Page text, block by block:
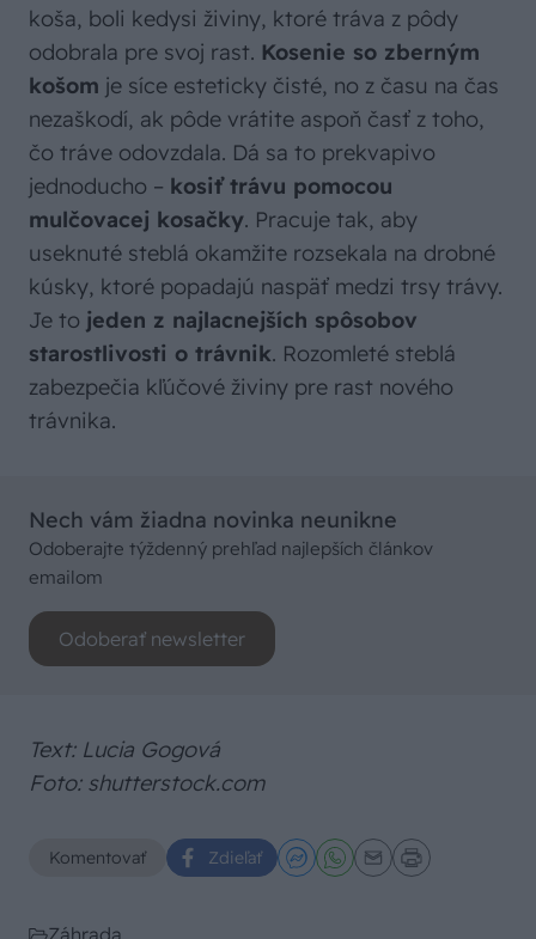
koša, boli kedysi živiny, ktoré tráva z pôdy
odobrala pre svoj rast. Kosenie so zberným
košom je síce esteticky čisté, no z času na čas
nezaškodí, ak pôde vrátite aspoň časť z toho,
čo tráve odovzdala. Dá sa to prekvapivo
jednoducho – kosiť trávu pomocou
mulčovacej kosačky. Pracuje tak, aby
useknuté steblá okamžite rozsekala na drobné
kúsky, ktoré popadajú naspäť medzi trsy trávy.
Je to jeden z najlacnejších spôsobov
starostlivosti o trávnik. Rozomleté steblá
zabezpečia kľúčové živiny pre rast nového
trávnika.
Nech vám žiadna novinka neunikne
Odoberajte týždenný prehľad najlepších článkov
emailom
Odoberať newsletter
Text: Lucia Gogová
Foto: shutterstock.com
Komentovať Zdieľať
Záhrada